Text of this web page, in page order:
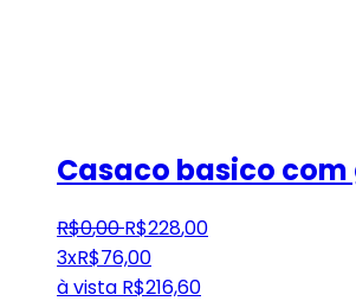
Casaco basico
R$0,00 R$228,00
3xR$76,00
à vista R$216,60